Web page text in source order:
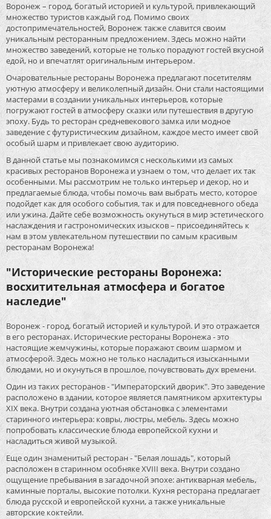
Воронеж – город, богатый историей и культурой, привлекающий
множество туристов каждый год. Помимо своих
достопримечательностей, Воронеж также славится своим
уникальным ресторанным предложением. Здесь можно найти
множество заведений, которые не только порадуют гостей вкусной
едой, но и впечатлят оригинальным интерьером.
Очаровательные рестораны Воронежа предлагают посетителям
уютную атмосферу и великолепный дизайн. Они стали настоящими
мастерами в создании уникальных интерьеров, которые
погружают гостей в атмосферу сказки или путешествия в другую
эпоху. Будь то ресторан средневекового замка или модное
заведение с футуристическим дизайном, каждое место имеет свой
особый шарм и привлекает свою аудиторию.
В данной статье мы познакомимся с несколькими из самых
красивых ресторанов Воронежа и узнаем о том, что делает их так
особенными. Мы рассмотрим не только интерьер и декор, но и
предлагаемые блюда, чтобы помочь вам выбрать место, которое
подойдет как для особого события, так и для повседневного обеда
или ужина. Дайте себе возможность окунуться в мир эстетического
наслаждения и гастрономических изысков – присоединяйтесь к
нам в этом увлекательном путешествии по самым красивым
ресторанам Воронежа!
"Исторические рестораны Воронежа:
восхитительная атмосфера и богатое
наследие"
Воронеж - город, богатый историей и культурой. И это отражается
в его ресторанах. Исторические рестораны Воронежа - это
настоящие жемчужины, которые поражают своим шармом и
атмосферой. Здесь можно не только насладиться изысканными
блюдами, но и окунуться в прошлое, почувствовать дух времени.
Один из таких ресторанов - "Императорский дворик". Это заведение
расположено в здании, которое является памятником архитектуры
XIX века. Внутри создана уютная обстановка с элементами
старинного интерьера: ковры, люстры, мебель. Здесь можно
попробовать классические блюда европейской кухни и
насладиться живой музыкой.
Еще один знаменитый ресторан - "Белая лошадь", который
расположен в старинном особняке XVIII века. Внутри создано
ощущение пребывания в загадочной эпохе: антикварная мебель,
каминные порталы, высокие потолки. Кухня ресторана предлагает
блюда русской и европейской кухни, а также уникальные
авторские коктейли.